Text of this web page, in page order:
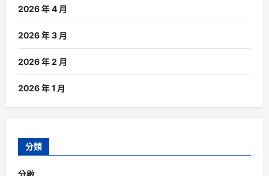
2026 年 4 月
2026 年 3 月
2026 年 2 月
2026 年 1 月
分類
分數